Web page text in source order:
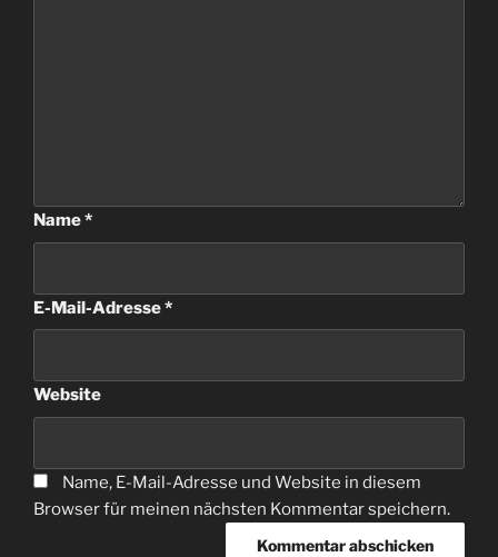
Name*
E-Mail-Adresse*
Website
Name, E-Mail-Adresse und Website in diesem
Browser für meinen nächsten Kommentar speichern.